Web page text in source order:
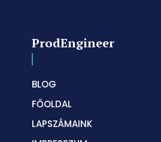
ProdEngineer
BLOG
FŐOLDAL
LAPSZÁMAINK